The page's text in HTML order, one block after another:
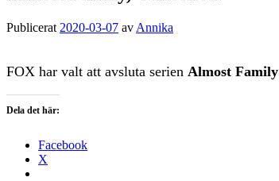
Publicerat 2020-03-07 av Annika
FOX har valt att avsluta serien Almost Family
Dela det här:
Facebook
X